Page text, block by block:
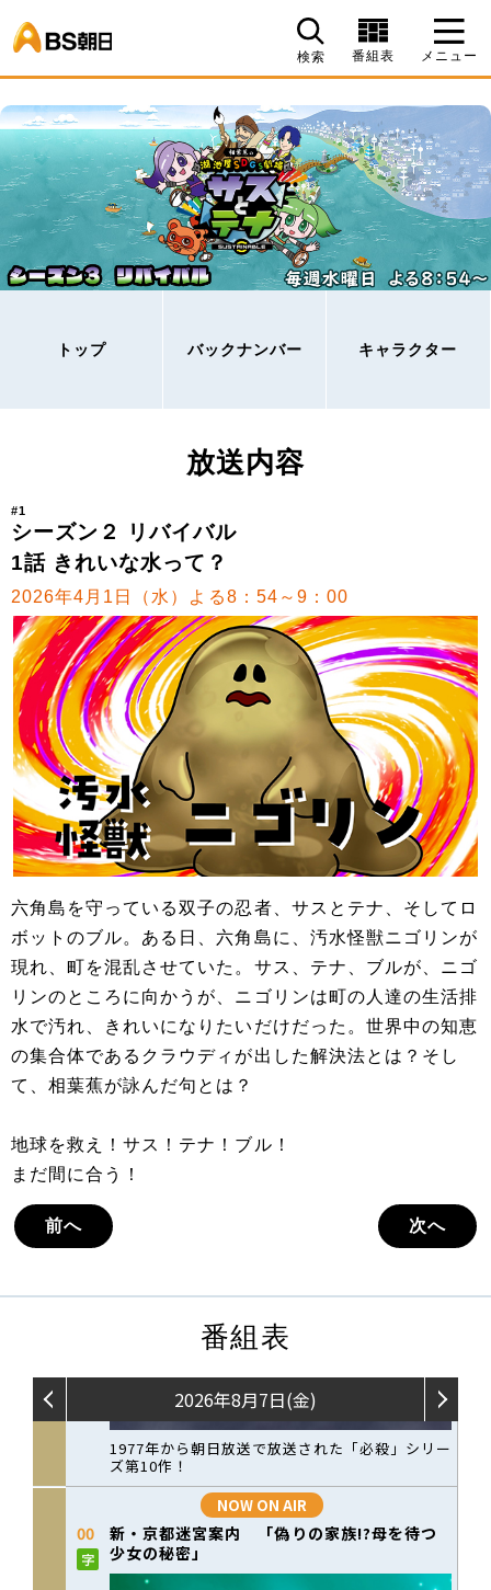
検索 番組表 メニュー
トップ バックナンバー キャラクター
放送内容
#1
シーズン２ リバイバル
1話 きれいな水って？
2026年4月1日（水）よる8：54～9：00
六角島を守っている双子の忍者、サスとテナ、そしてロ
ボットのブル。ある日、六角島に、汚水怪獣ニゴリンが
現れ、町を混乱させていた。サス、テナ、ブルが、ニゴ
リンのところに向かうが、ニゴリンは町の人達の生活排
水で汚れ、きれいになりたいだけだった。世界中の知恵
の集合体であるクラウディが出した解決法とは？そし
て、相葉蕉が詠んだ句とは？
地球を救え！サス！テナ！ブル！
まだ間に合う！
前へ 次へ
番組表